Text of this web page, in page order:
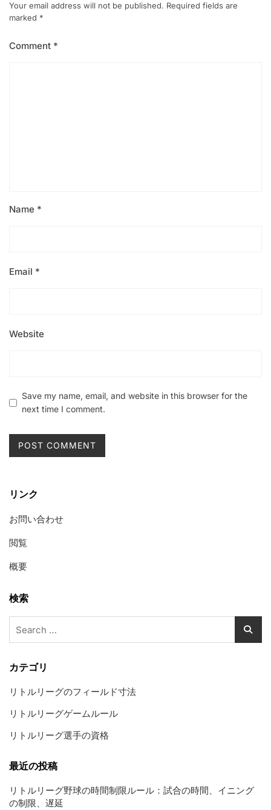
Your email address will not be published. Required fields are
marked *
Comment *
Name *
Email *
Website
Save my name, email, and website in this browser for the
next time I comment.
リンク
お問い合わせ
閲覧
概要
検索
for:
カテゴリ
リトルリーグのフィールド寸法
リトルリーグゲームルール
リトルリーグ選手の資格
最近の投稿
リトルリーグ野球の時間制限ルール：試合の時間、イニング
の制限、遅延